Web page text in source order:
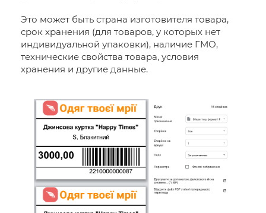
Это может быть страна изготовителя товара,
срок хранения (для товаров, у которых нет
индивидуальной упаковки), наличие ГМО,
технические свойства товара, условия
хранения и другие данные.